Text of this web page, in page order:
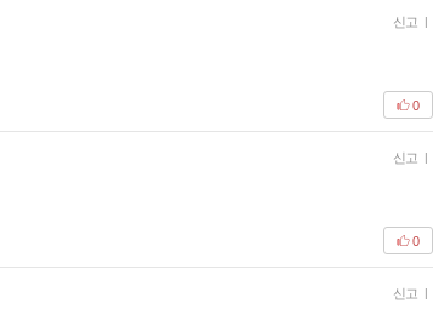
신고 |
0
신고 |
0
신고 |